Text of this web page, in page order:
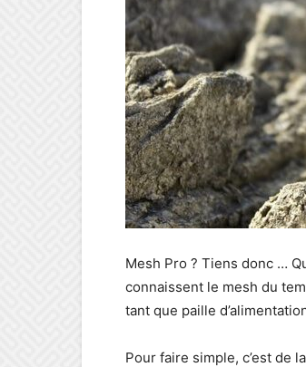
Mesh Pro ? Tiens donc …
connaissent le mesh du
tant que paille
Pour faire simple, c’est de